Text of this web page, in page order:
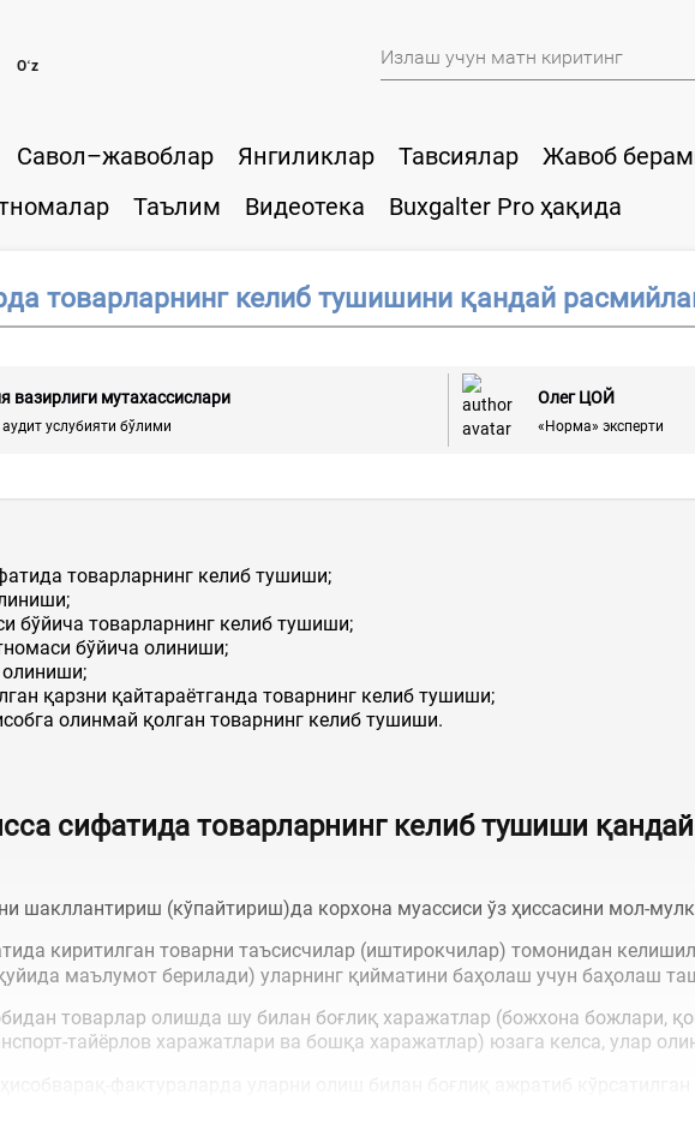
Oʻz
Савол–жавоблар Янгиликлар Тавсиялар Жавоб
Таълим Видеотека Buxgalter Pro ҳақида
товарларнинг келиб тушишини қандай
вазирлиги мутахассислари
услубияти бўлими
Олег ЦОЙ
«Норма» эксперти
товарларнинг келиб тушиши;
бўйича товарларнинг келиб тушиши;
бўйича олиниши;
қарзни қайтараётганда товарнинг келиб тушиши;
олинмай қолган товарнинг келиб тушиши.
сифатида товарларнинг келиб тушиши
шакллантириш (кўпайтириш)да корхона муассиси ўз ҳиссасини мол-
киритилган товарни таъсисчилар (иштирокчилар) томонидан
маълумот берилади) уларнинг қийматини баҳолаш учун баҳолаш
товарлар олишда шу билан боғлиқ харажатлар (божхона божлари,
тайёрлов харажатлари ва бошқа харажатлар) юзага келса, улар